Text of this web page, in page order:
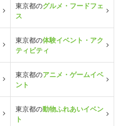
東京都のグルメ・フードフェ
ス
東京都の体験イベント・アク
ティビティ
東京都のアニメ・ゲームイベ
ント
東京都の動物ふれあいイベン
ト